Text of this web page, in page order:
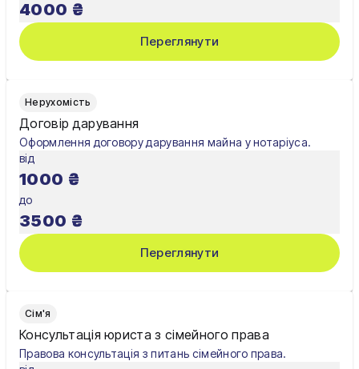
4000 ₴
Переглянути
Нерухомість
Договір дарування
Оформлення договору дарування майна у нотаріуса.
від
1000 ₴
до
3500 ₴
Переглянути
Сім'я
Консультація юриста з сімейного права
Правова консультація з питань сімейного права.